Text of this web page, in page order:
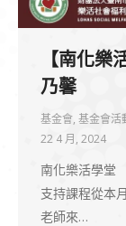
【南化
乃馨
基金會, 基金會活
22 4 月, 2024
南化樂活學堂
支持課程從本
老師來…